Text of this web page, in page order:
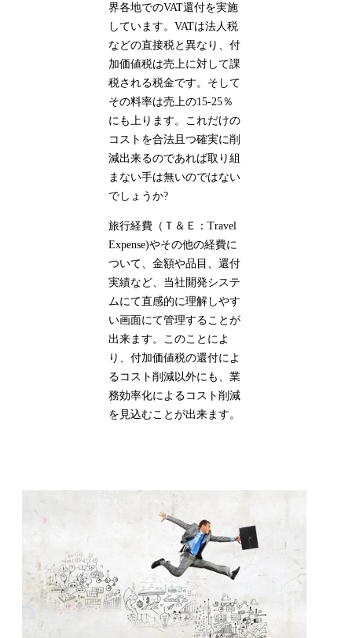
界各地でのVAT還付を実施
しています。 VATは法人税
などの直接税と異なり、付
加価値税は売上に対して課
税される税金です。そして
その料率は売上の15-25％
にも上ります。これだけの
コストを合法且つ確実に削
減出来るのであれば取り組
まない手は無いのではない
でしょうか?
旅行経費（Ｔ＆Ｅ：Travel
Expense)やその他の経費に
ついて、金額や品目、還付
実績など、当社開発システ
ムにて直感的に理解しやす
い画面にて管理することが
出来ます。このことによ
り、付加価値税の還付によ
るコスト削減以外にも、業
務効率化によるコスト削減
を見込むことが出来ます。